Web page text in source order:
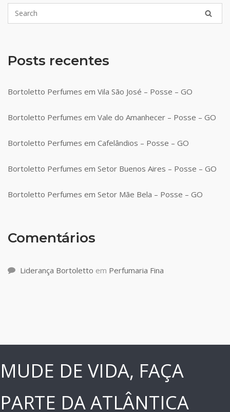
Posts recentes
Bortoletto Perfumes em Vila São José – Posse – GO
Bortoletto Perfumes em Vale do Amanhecer – Posse – GO
Bortoletto Perfumes em Cafelândios – Posse – GO
Bortoletto Perfumes em Setor Buenos Aires – Posse – GO
Bortoletto Perfumes em Setor Mãe Bela – Posse – GO
Comentários
Liderança Bortoletto em Perfumaria Fina
MUDE DE VIDA, FAÇA
PARTE DA ATLÂNTICA